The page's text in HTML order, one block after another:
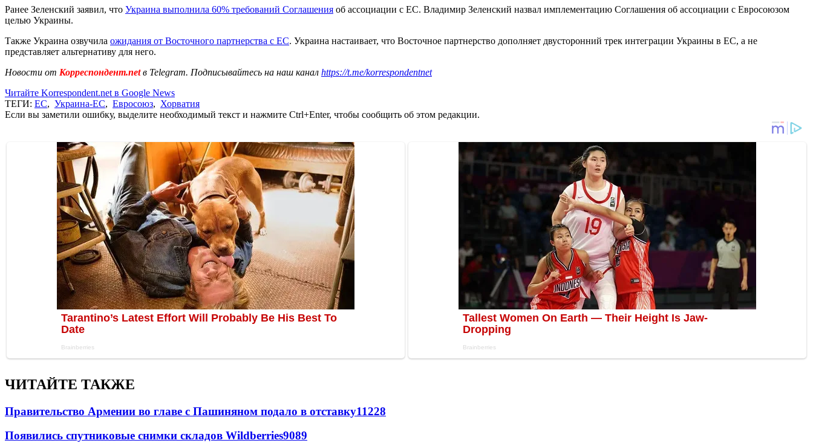
Ранее Зеленский заявил, что Украина выполнила 60% требований Соглашения об ассоциации с ЕС. Владимир Зеленский назвал имплементацию Соглашения об ассоциации с Евросоюзом
целью Украины.
Также Украина озвучила ожидания от Восточного партнерства с ЕС. Украина настаивает, что Восточное партнерство дополняет двусторонний трек интеграции Украины в ЕС, а не
представляет альтернативу для него.
Новости от Корреспондент.netв Telegram. Подписывайтесь на наш канал https://t.me/korrespondentnet
Читайте Korrespondent.net в Google News
ТЕГИ: ЕС, Украина-ЕС, Евросоюз, Хорватия
Если вы заметили ошибку, выделите необходимый текст и нажмите Ctrl+Enter, чтобы сообщить об этом редакции.
ЧИТАЙТЕ ТАКЖЕ
Правительство Армении во главе с Пашиняном подало в отставку11228
Появились спутниковые снимки складов Wildberries9089